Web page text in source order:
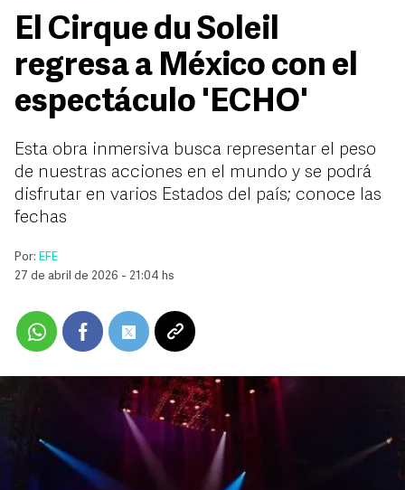
El Cirque du Soleil
regresa a México con el
espectáculo 'ECHO'
Esta obra inmersiva busca representar el peso
de nuestras acciones en el mundo y se podrá
disfrutar en varios Estados del país; conoce las
fechas
Por: EFE
27 de abril de 2026 - 21:04 hs